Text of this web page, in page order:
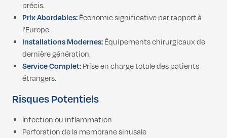
précis.
Prix Abordables:Économie significative par rapport à
l’Europe.
Installations Modernes:Équipements chirurgicaux de
dernière génération.
Service Complet:Prise en charge totale des patients
étrangers.
Risques Potentiels
Infection ou inflammation
Perforation de la membrane sinusale